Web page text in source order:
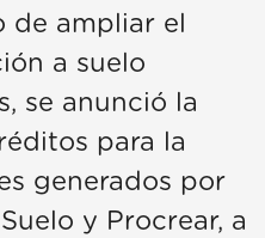
de ampliar el
a suelo
se anunció la
para la
generados por
y Procrear, a